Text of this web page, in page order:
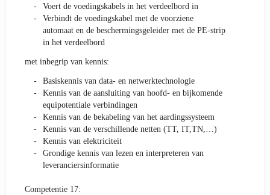
Voert de voedingskabels in het verdeelbord in
Verbindt de voedingskabel met de voorziene
automaat en de beschermingsgeleider met de PE-strip
in het verdeelbord
met inbegrip van kennis:
Basiskennis van data- en netwerktechnologie
Kennis van de aansluiting van hoofd- en bijkomende
equipotentiale verbindingen
Kennis van de bekabeling van het aardingssysteem
Kennis van de verschillende netten (TT, IT,TN,…)
Kennis van elektriciteit
Grondige kennis van lezen en interpreteren van
leveranciersinformatie
Competentie 17: